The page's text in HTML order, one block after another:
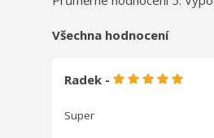
Všechna hodnocení
Radek -
Super